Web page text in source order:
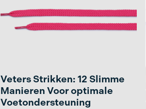
Veters Strikken: 12 Slimme
Manieren Voor optimale
Voetondersteuning